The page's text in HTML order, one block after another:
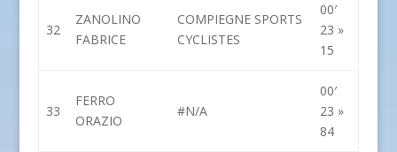
32
ZANOLINO
FABRICE
COMPIEGNE SPORTS
CYCLISTES
00′
23 »
15
33
FERRO
ORAZIO
#N/A
00′
23 »
84